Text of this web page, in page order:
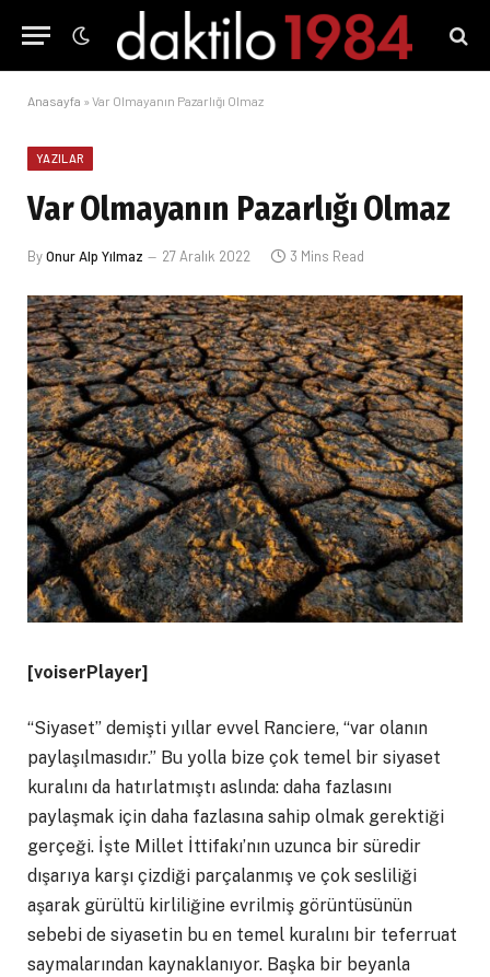
Anasayfa » Var Olmayanın Pazarlığı Olmaz
YAZILAR
Var Olmayanın Pazarlığı Olmaz
ByOnur Alp Yılmaz 27 Aralık 2022 3 Mins Read
[voiserPlayer]
“Siyaset” demişti yıllar evvel Ranciere, “var olanın
paylaşılmasıdır.” Bu yolla bize çok temel bir siyaset
kuralını da hatırlatmıştı aslında: daha fazlasını
paylaşmak için daha fazlasına sahip olmak gerektiği
gerçeği. İşte Millet İttifakı’nın uzunca bir süredir
dışarıya karşı çizdiği parçalanmış ve çok sesliliği
aşarak gürültü kirliliğine evrilmiş görüntüsünün
sebebi de siyasetin bu en temel kuralını bir teferruat
saymalarından kaynaklanıyor. Başka bir beyanla